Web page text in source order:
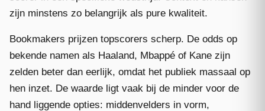
zijn minstens zo belangrijk als pure kwaliteit.
Bookmakers prijzen topscorers scherp. De odds op
bekende namen als Haaland, Mbappé of Kane zijn
zelden beter dan eerlijk, omdat het publiek massaal op
hen inzet. De waarde ligt vaak bij de minder voor de
hand liggende opties: middenvelders in vorm,